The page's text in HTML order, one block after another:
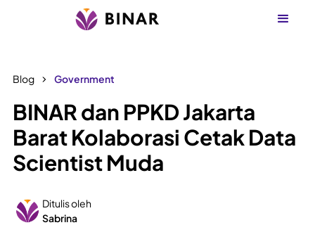
Blog Government
BINAR dan PPKD Jakarta
Barat Kolaborasi Cetak Data
Scientist Muda
Ditulis oleh
Sabrina